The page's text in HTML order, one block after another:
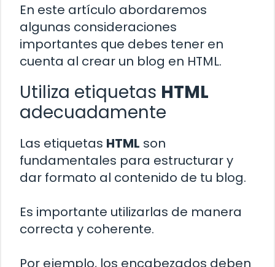
En este artículo abordaremos
algunas consideraciones
importantes que debes tener en
cuenta al crear un blog en HTML.
Utiliza etiquetas HTML
adecuadamente
Las etiquetas HTML son
fundamentales para estructurar y
dar formato al contenido de tu blog.
Es importante utilizarlas de manera
correcta y coherente.
Por ejemplo, los encabezados deben